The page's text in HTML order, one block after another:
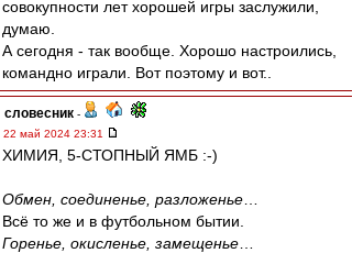
совокупности лет хорошей игры заслужили,
думаю.
А сегодня - так вообще. Хорошо настроились,
командно играли. Вот поэтому и вот..
словесник -
22 май 2024 23:31
ХИМИЯ, 5-СТОПНЫЙ ЯМБ :-)
Обмен, соединенье, разложенье
Всё то же и в футбольном бытии.
Горенье, окисленье, замещенье